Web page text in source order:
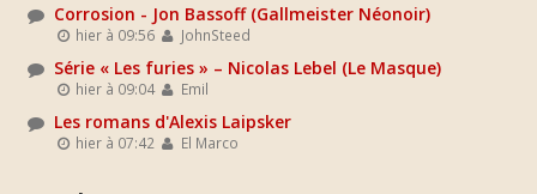
Corrosion - Jon Bassoff (Gallmeister Néonoir)
hier à 09:56 JohnSteed
Série « Les furies » – Nicolas Lebel (Le Masque)
hier à 09:04 Emil
Les romans d'Alexis Laipsker
hier à 07:42 El Marco